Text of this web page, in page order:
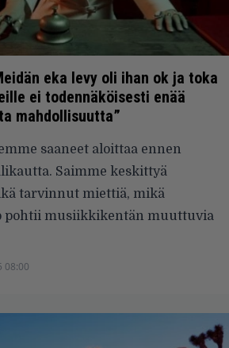
eka levy oli ihan ok ja toka
ei todennäköisesti enää
mahdollisuutta”
saaneet aloittaa ennen
Saimme keskittyä
tarvinnut miettiä, mikä
pohtii musiikkikentän muuttuvia
08:00